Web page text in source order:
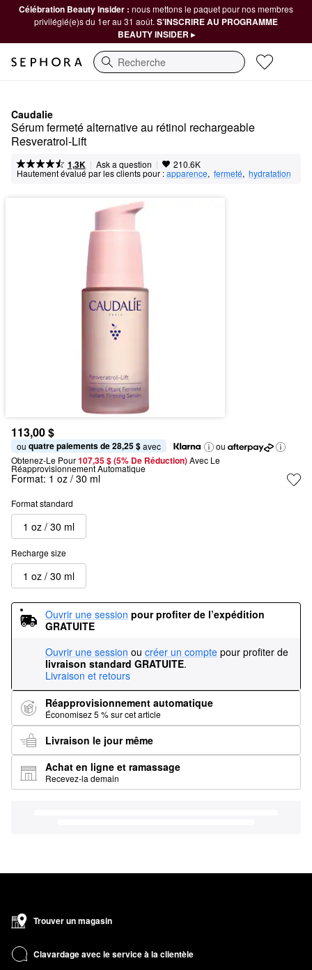
Célébration Beauty Insider : nous mettons le paquet pour nos membres
privilégié(e)s du 1er au 31 août. S’INSCRIRE AU PROGRAMME
BEAUTY INSIDER ▸
Recherche
Caudalie
Sérum fermeté alternative au rétinol rechargeable
Resveratrol-Lift
1,3K | Ask a question | 210.6K
Hautement évalué par les clients pour :apparence, fermeté, hydratation
113,00 $
ou quatre paiements de 28,25 $ avec
ou
Obtenez-Le Pour107,35 $ (5% De Réduction) Avec Le
Réapprovisionnement Automatique
Format: 1 oz / 30 ml
Format standard
1 oz / 30 ml
Recharge size
1 oz / 30 ml
Ouvrir une session pour profiter de l’expédition
GRATUITE
Ouvrir une session ou créer un compte pour profiter de
livraison standard GRATUITE.
Livraison et retours
Réapprovisionnement automatique
Économisez 5 % sur cet article
Livraison le jour même
Achat en ligne et ramassage
Recevez-la demain
Trouver un magasin
Clavardage avec le service à la clientèle